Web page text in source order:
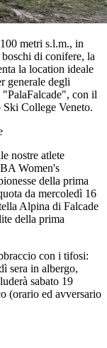
metri s.l.m., in
boschi di conifere, la
la location ideale
generale degli
con il
College Veneto.
nostre atlete
Women's
della prima
da mercoledì 16
Alpina di Falcade
della prima
con i tifosi:
sera in albergo,
sabato 19
(orario ed avversario